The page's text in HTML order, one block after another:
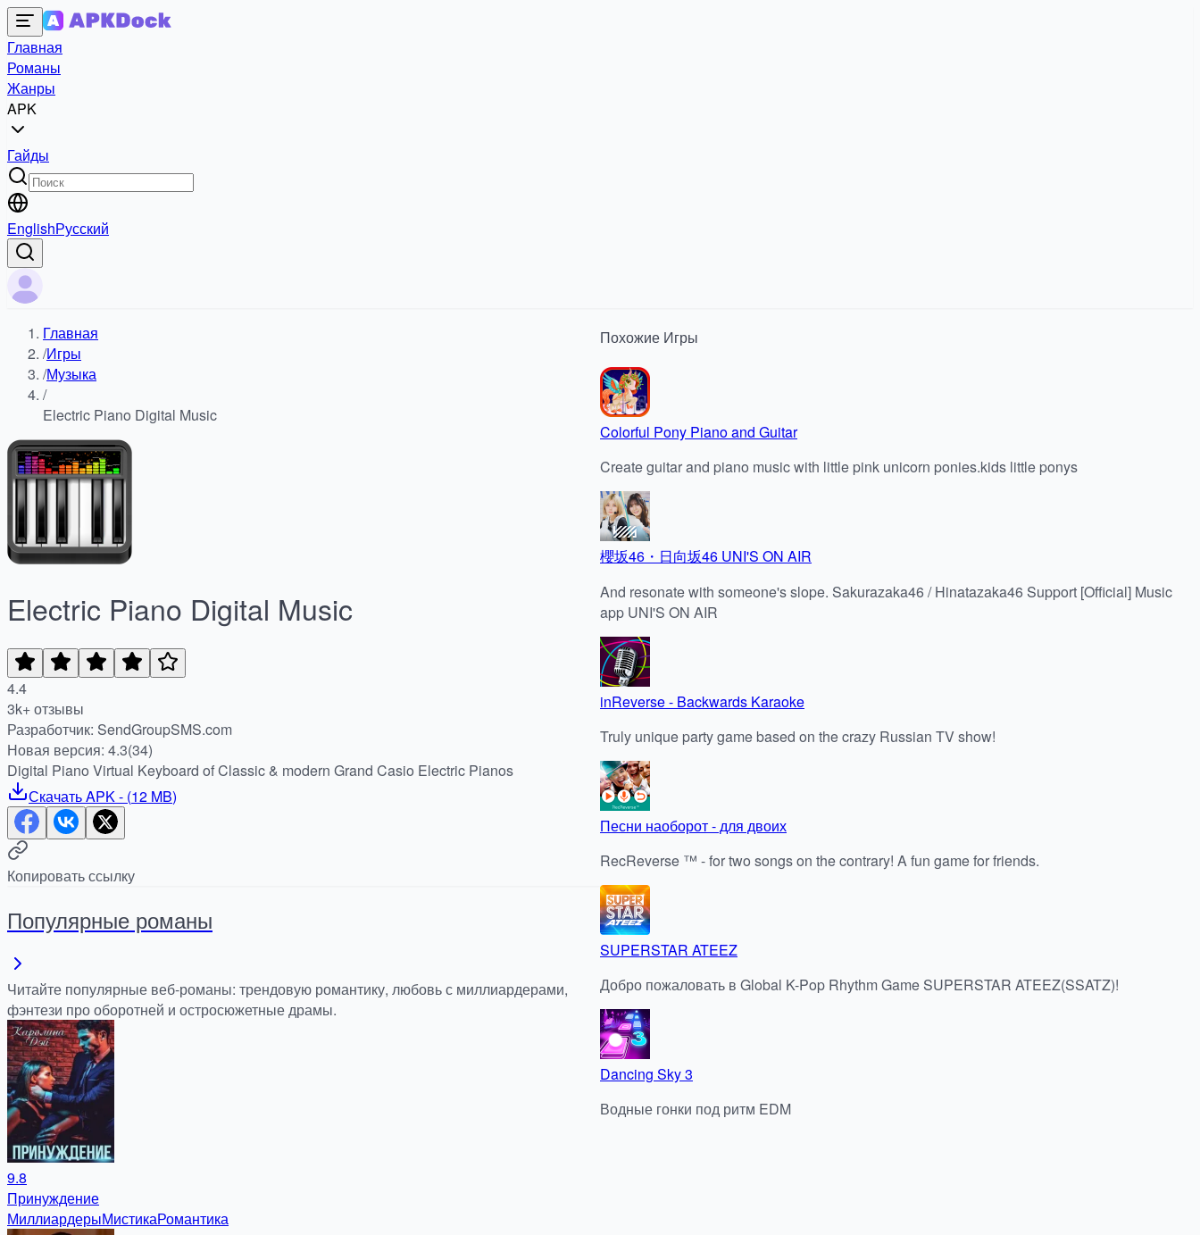
Главная
Романы
Жанры
APK
Гайды
EnglishРусский
Главная
/Игры
/Музыка
/
Electric Piano Digital Music
Electric Piano Digital Music
4.4
3k+ отзывы
Разработчик: SendGroupSMS.com
Новая версия: 4.3(34)
Digital Piano Virtual Keyboard of Classic & modern Grand Casio Electric Pianos
СкачатьAPK- (12 MB)
Копировать ссылку
Популярные романы
Читайте популярные веб-романы: трендовую романтику, любовь с миллиардерами,
фэнтези про оборотней и остросюжетные драмы.
9.8
Принуждение
МиллиардерыМистикаРомантика
Похожие Игры
Colorful Pony Piano and Guitar
Create guitar and piano music with little pink unicorn ponies.kids little ponys
櫻坂46・日向坂46 UNI'S ON AIR
And resonate with someone's slope. Sakurazaka46 / Hinatazaka46 Support [Official] Music
app UNI'S ON AIR
inReverse - Backwards Karaoke
Truly unique party game based on the crazy Russian TV show!
Песни наоборот - для двоих
RecReverse ™ - for two songs on the contrary! A fun game for friends.
SUPERSTAR ATEEZ
Добро пожаловать в Global K-Pop Rhythm Game SUPERSTAR ATEEZ(SSATZ)!
Dancing Sky 3
Водные гонки под ритм EDM